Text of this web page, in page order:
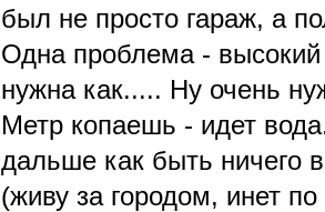
был не просто гараж, а
Одна проблема -
нужна как..... Ну очень
Метр копаешь - идет
дальше как быть ничего
(живу за городом, инет